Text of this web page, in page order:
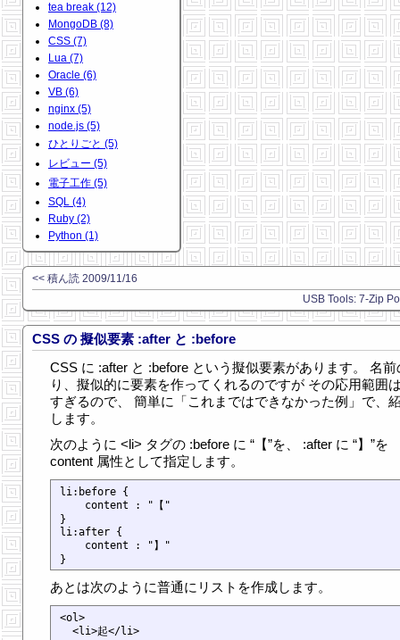
tea break (12)
MongoDB (8)
CSS (7)
Lua (7)
Oracle (6)
VB (6)
nginx (5)
node.js (5)
ひとりごと (5)
レビュー (5)
電子工作 (5)
SQL (4)
Ruby (2)
Python (1)
<< 積ん読 2009/11/16
USB Tools: 7-Zip
CSS の 擬似要素 :after と :before
CSS に :after と :before という擬似要素があります。 名前
り、擬似的に要素を作ってくれるのですが その応用範囲
すぎるので、 簡単に「これまではできなかった例」で、
します。
次のように <li> タグの :before に “【”を、 :after に “】”を
content 属性として指定します。
li:before {
    content : "【"
}
li:after {
    content : "】"
あとは次のように普通にリストを作成します。
<ol>
  <li>起</li>